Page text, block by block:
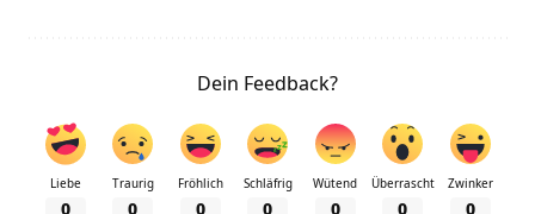
Dein Feedback?
Liebe
0
Traurig
0
Fröhlich
0
Schläfrig
0
Wütend
0
Überrascht
0
Zwinker
0